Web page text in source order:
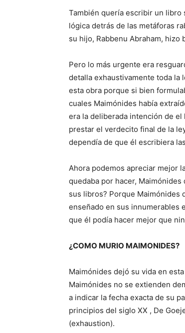
También quería escribir un libro
lógica detrás de las metáforas
su hijo, Rabbenu Abraham, hizo
Pero lo más urgente era
detalla exhaustivamente toda la
esta obra porque si bien
cuales Maimónides había
era la deliberada intención de
prestar el verdecito final de la
dependía de que él escribiera
Ahora podemos apreciar mejor
quedaba por hacer,
sus libros? Porque Maimónides
enseñado en sus innumerables
que él podía hacer mejor que
¿COMO MURIO MAIMONIDES?
Maimónides dejó su vida en
Maimónides no se extienden
a indicar la fecha exacta de su
principios del siglo XX , De
(exhaustion).